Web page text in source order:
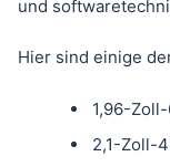
und
Hier sind einige
1,96-
2,1-Zoll-